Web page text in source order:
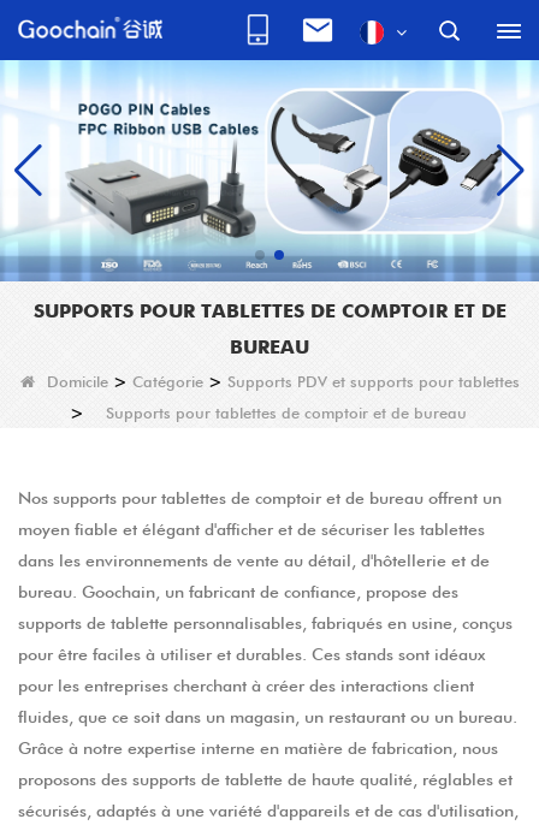
SUPPORTS POUR TABLETTES DE COMPTOIR ET DE
BUREAU
Domicile> Catégorie> Supports PDV et supports pour tablettes
>
Supports pour tablettes de comptoir et de bureau
Nos supports pour tablettes de comptoir et de bureau offrent un
moyen fiable et élégant d'afficher et de sécuriser les tablettes
dans les environnements de vente au détail, d'hôtellerie et de
bureau. Goochain, un fabricant de confiance, propose des
supports de tablette personnalisables, fabriqués en usine, conçus
pour être faciles à utiliser et durables. Ces stands sont idéaux
pour les entreprises cherchant à créer des interactions client
fluides, que ce soit dans un magasin, un restaurant ou un bureau.
Grâce à notre expertise interne en matière de fabrication, nous
proposons des supports de tablette de haute qualité, réglables et
sécurisés, adaptés à une variété d'appareils et de cas d'utilisation,